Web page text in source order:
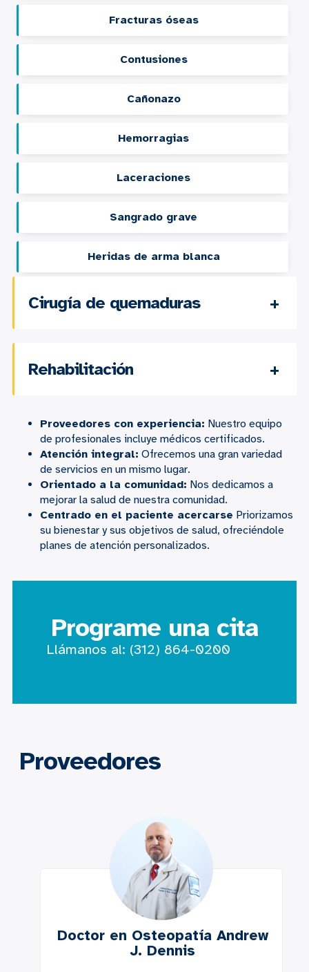
Fracturas óseas
Contusiones
Cañonazo
Hemorragias
Laceraciones
Sangrado grave
Heridas de arma blanca
Cirugía de quemaduras
Rehabilitación
Proveedores con experiencia: Nuestro equipo
de profesionales incluye médicos certificados.
Atención integral: Ofrecemos una gran variedad
de servicios en un mismo lugar.
Orientado a la comunidad: Nos dedicamos a
mejorar la salud de nuestra comunidad.
Centrado en el paciente acercarse Priorizamos
su bienestar y sus objetivos de salud, ofreciéndole
planes de atención personalizados.
Programe una cita
Llámanos al: (312) 864-0200
Proveedores
Doctor en Osteopatía Andrew
J. Dennis